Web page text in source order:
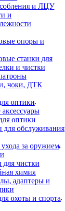
и ЛЦУ
и
опоры и
станки для
и чистки
чоки, ДТК
оптики
оптики
для обслуживания
за оружием
чистки
химия
адаптеры и
охоты и спорта